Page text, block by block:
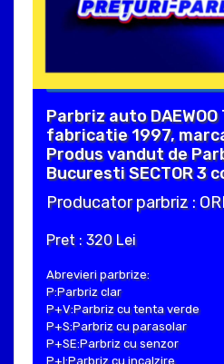
Parbriz auto DAEWOO
fabricatie 1997, marca
Produs vandut de
Bucuresti SECTOR 3
Producator parbriz :
Pret : 320 Lei
Abrevieri parbrize:
P:Parbriz clar
P+V:Parbriz cu tenta verde
P+S:Parbriz cu parasolar
P+SE:Parbriz cu senzor
P+I:Parbriz cu incalzire